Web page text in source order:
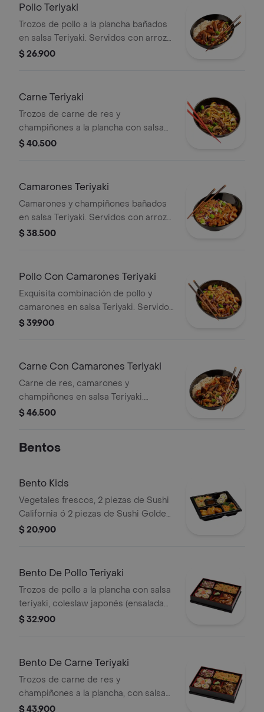
Pollo Teriyaki
Trozos de pollo a la plancha bañados
en salsa Teriyaki. Servidos con arroz
blanco, japonés o pasta y vegetales,
$ 26.900
Carne Teriyaki
Trozos de carne de res y
champiñones a la plancha con salsa
Teriyaki. Servidos con arroz o pasta y
$ 40.500
Camarones Teriyaki
Camarones y champiñones bañados
en salsa Teriyaki. Servidos con arroz
blanco, japonés o pasta y vegetales,
$ 38.500
Pollo Con Camarones Teriyaki
Exquisita combinación de pollo y
camarones en salsa Teriyaki. Servidos
con arroz o pasta y vegetales, brócoli,
$ 39.900
Carne Con Camarones Teriyaki
Carne de res, camarones y
champiñones en salsa Teriyaki.
Servidos con arroz blanco, japonés o
$ 46.500
Bentos
Bento Kids
Vegetales frescos, 2 piezas de Sushi
California ó 2 piezas de Sushi Golden
California ó 1 maki roll, arroz japonés
$ 20.900
Bento De Pollo Teriyaki
Trozos de pollo a la plancha con salsa
teriyaki, coleslaw japonés (ensalada
de repollo y zanahoria), 4 bocados de
$ 32.900
Bento De Carne Teriyaki
Trozos de carne de res y
champiñones a la plancha, con salsa
teriyaki, coleslaw japonés, 4 bocados
$ 43.900